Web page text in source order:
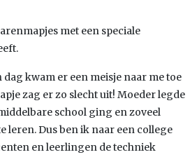
met een speciale
kwam er een meisje naar me toe
zag er zo slecht uit! Moeder legde
school ging en zoveel
leren. Dus ben ik naar een college
en leerlingen de techniek